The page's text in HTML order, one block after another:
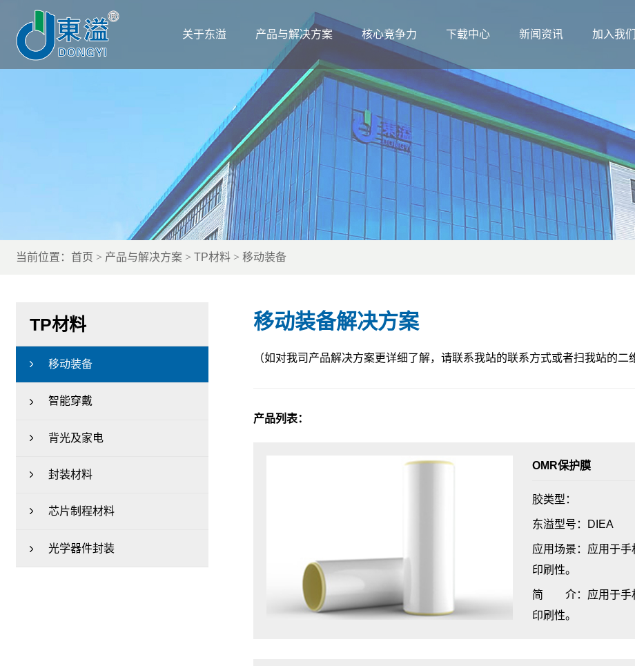
关于东溢 产品与解决方案 核心竞争力 下载中心 新闻资讯 加入我们
当前位置： 首页 产品与解决方案 TP材料 移动装备
TP材料
移动装备
智能穿戴
背光及家电
封装材料
芯片制程材料
光学器件封装
移动装备解决方案
（如对我司产品解决方案更详细了解，请联系我站的联系方式或者扫我站的二
产品列表：
OMR保护膜
胶类型：
东溢型号：DIEA
应用场景：应用于
印刷性。
简 介：应用于手机
印刷性。